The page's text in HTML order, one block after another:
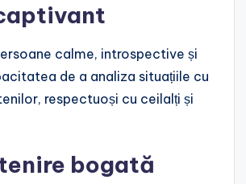
calme, introspective și
de a analiza situațiile cu
respectuoși cu ceilalți și
bogată